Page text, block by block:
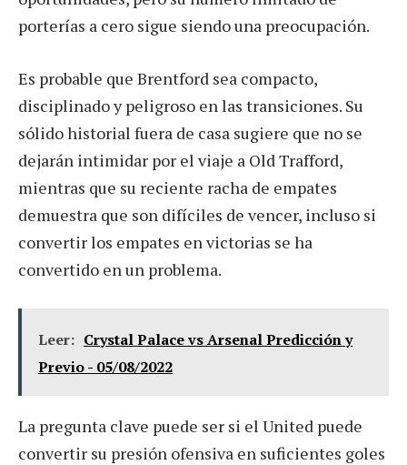
porterías a cero sigue siendo una preocupación.
Es probable que Brentford sea compacto,
disciplinado y peligroso en las transiciones. Su
sólido historial fuera de casa sugiere que no se
dejarán intimidar por el viaje a Old Trafford,
mientras que su reciente racha de empates
demuestra que son difíciles de vencer, incluso si
convertir los empates en victorias se ha
convertido en un problema.
Leer: Crystal Palace vs Arsenal Predicción y
Previo - 05/08/2022
La pregunta clave puede ser si el United puede
convertir su presión ofensiva en suficientes goles